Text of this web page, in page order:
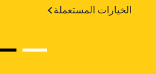
الخيارات المستعملة